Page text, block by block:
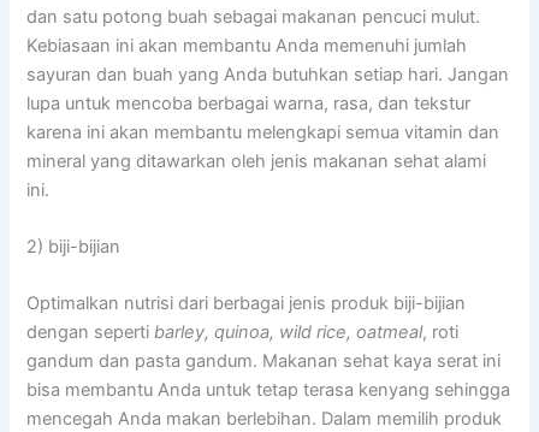
dan satu potong buah sebagai makanan pencuci mulut.
Kebiasaan ini akan membantu Anda memenuhi jumlah
sayuran dan buah yang Anda butuhkan setiap hari. Jangan
lupa untuk mencoba berbagai warna, rasa, dan tekstur
karena ini akan membantu melengkapi semua vitamin dan
mineral yang ditawarkan oleh jenis makanan sehat alami
ini.
2) biji-bijian
Optimalkan nutrisi dari berbagai jenis produk biji-bijian
dengan seperti barley, quinoa, wild rice, oatmeal, roti
gandum dan pasta gandum. Makanan sehat kaya serat ini
bisa membantu Anda untuk tetap terasa kenyang sehingga
mencegah Anda makan berlebihan. Dalam memilih produk